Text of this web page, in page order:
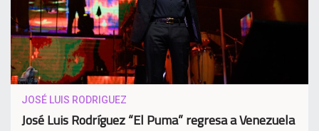
JOSÉ LUIS RODRIGUEZ
José Luis Rodríguez “El Puma” regresa a Venezuela